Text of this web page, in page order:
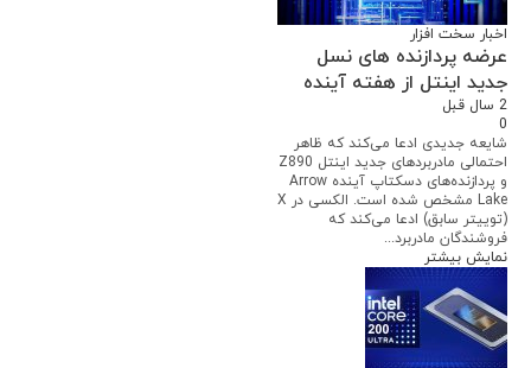
اخبار سخت افزار
عرضه پردازنده های نسل
جدید اینتل از هفته آینده
2 سال قبل
0
شایعه جدیدی ادعا می‌کند که ظاهر
احتمالی مادربردهای جدید اینتل Z890
و پردازنده‌های دسکتاپ آینده Arrow
Lake مشخص شده است. الکسی در X
(توییتر سابق) ادعا می‌کند که
فروشندگان مادربرد...
نمایش بیشتر